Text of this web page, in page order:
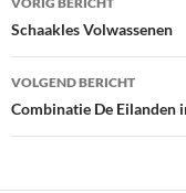
navigatie
Schaakles Volwassenen
VOLGEND BERICHT
Combinatie De Eilanden